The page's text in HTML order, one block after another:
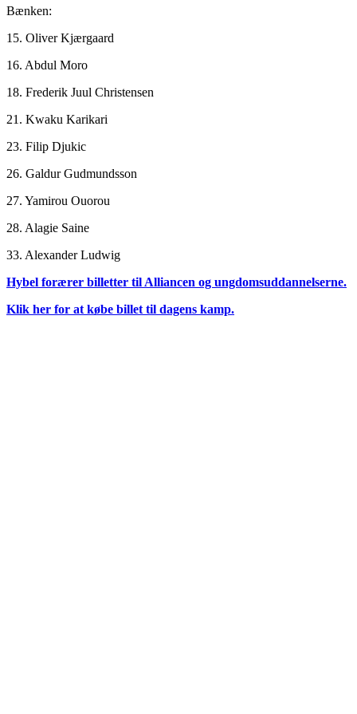
Bænken:
15. Oliver Kjærgaard
16. Abdul Moro
18. Frederik Juul Christensen
21. Kwaku Karikari
23. Filip Djukic
26. Galdur Gudmundsson
27. Yamirou Ouorou
28. Alagie Saine
33. Alexander Ludwig
Hybel forærer billetter til Alliancen og ungdomsuddannelserne.
Klik her for at købe billet til dagens kamp.